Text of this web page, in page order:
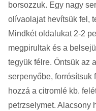
borsozzuk. Egy nagy
olívaolajat hevítsük fel,
Mindkét oldalukat 2-2
megpirultak és a
tegyük félre. Öntsük az
serpenyőbe, forrósítsuk
hozzá a citromlé kb.
petrzselymet. Alacsony